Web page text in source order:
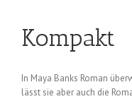
Kompakt
In Maya Banks Roman
lässt sie aber auch die